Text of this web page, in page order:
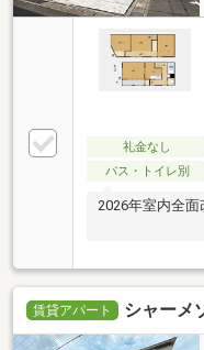
礼金なし
バス・トイレ別
2026年室内全面
賃貸アパート シャーメ